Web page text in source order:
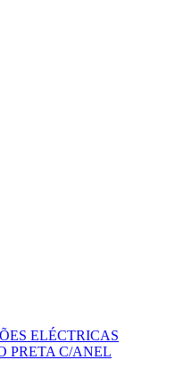
ELÉCTRICAS
PRETA C/ANEL